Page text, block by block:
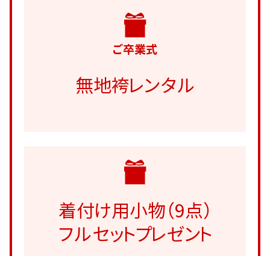
ご卒業式
無地袴レンタル
着付け用小物（9点）
フルセットプレゼント